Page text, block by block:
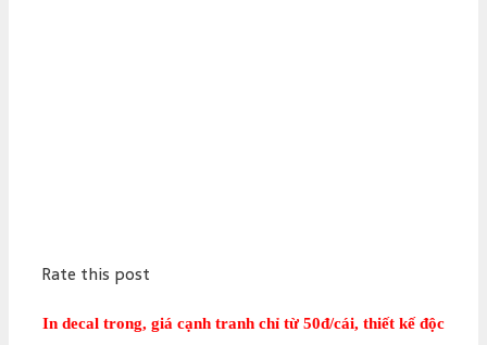
Rate this post
In decal trong, giá cạnh tranh chỉ từ 50đ/cái, thiết kế độc